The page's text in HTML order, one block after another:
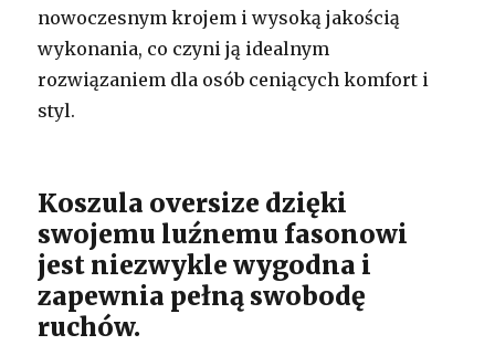
nowoczesnym krojem i wysoką jakością
wykonania, co czyni ją idealnym
rozwiązaniem dla osób ceniących komfort i
styl.
Koszula oversize dzięki
swojemu luźnemu fasonowi
jest niezwykle wygodna i
zapewnia pełną swobodę
ruchów.